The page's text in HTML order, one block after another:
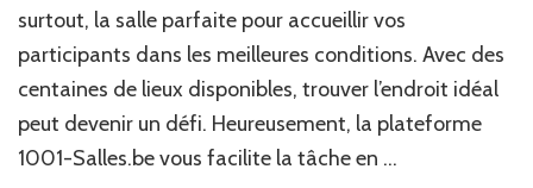
surtout, la salle parfaite pour accueillir vos
participants dans les meilleures conditions. Avec des
centaines de lieux disponibles, trouver l’endroit idéal
peut devenir un défi. Heureusement, la plateforme
1001-Salles.be vous facilite la tâche en …